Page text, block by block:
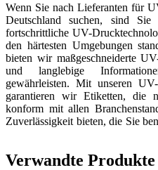
Wenn Sie nach Lieferanten für
Deutschland suchen, sind
fortschrittliche UV-
den härtesten Umgebungen
bieten wir maßgeschneiderte
und langlebige
gewährleisten. Mit unseren
garantieren wir Etiketten, die
konform mit allen
Zuverlässigkeit bieten, die Sie
Verwandte Produkte